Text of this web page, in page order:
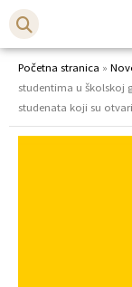
Početna stranica »
studentima u školskoj
studenata koji su